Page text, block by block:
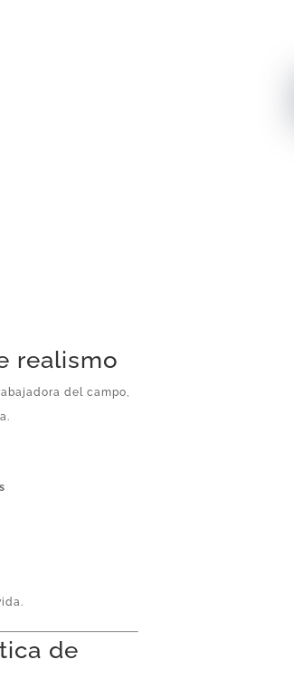
realismo
del campo,
de